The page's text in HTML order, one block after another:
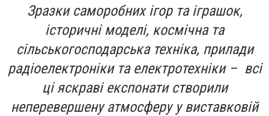
Зразки саморобних ігор та іграшок,
історичні моделі, космічна та
сільськогосподарська техніка, прилади
радіоелектроніки та електротехніки – всі
ці яскраві експонати створили
неперевершену атмосферу у виставковій